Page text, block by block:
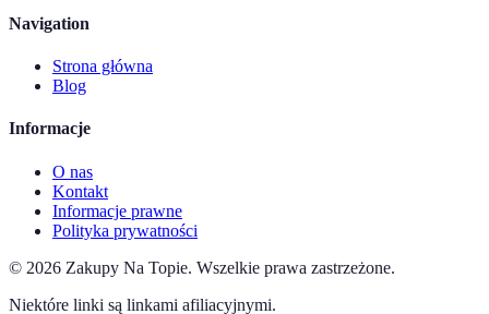
Navigation
Strona główna
Blog
Informacje
O nas
Kontakt
Informacje prawne
Polityka prywatności
© 2026 Zakupy Na Topie. Wszelkie prawa zastrzeżone.
Niektóre linki są linkami afiliacyjnymi.